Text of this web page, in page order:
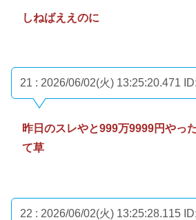
しねばええのに
21 : 2026/06/02(火) 13:25:20.471
昨日のスレやと999万9999円やっ
て草
22 : 2026/06/02(火) 13:25:28.115